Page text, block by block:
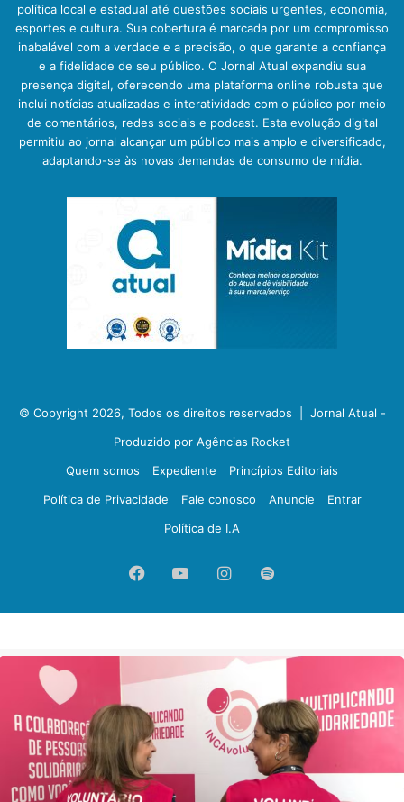
política local e estadual até questões sociais urgentes, economia,
esportes e cultura. Sua cobertura é marcada por um compromisso
inabalável com a verdade e a precisão, o que garante a confiança
e a fidelidade de seu público. O Jornal Atual expandiu sua
presença digital, oferecendo uma plataforma online robusta que
inclui notícias atualizadas e interatividade com o público por meio
de comentários, redes sociais e podcast. Esta evolução digital
permitiu ao jornal alcançar um público mais amplo e diversificado,
adaptando-se às novas demandas de consumo de mídia.
© Copyright 2026, Todos os direitos reservados | Jornal Atual -
Produzido por Agências Rocket
Quem somos
Expediente
Princípios Editoriais
Política de Privacidade
Fale conosco Anuncie
Entrar
Política de I.A
FacebookYouTubeInstagram
Spotify